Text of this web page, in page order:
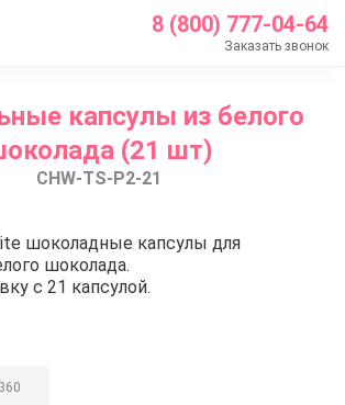
8 (800) 777-04-64
Заказать звонок
Callebaut
декоры
капсулы из белого шоколада (21
капсулы из белого
(21 шт)
CHW-TS-P2-21
капсулы из
шоколадные капсулы для
шоколада.
с 21 капсулой.